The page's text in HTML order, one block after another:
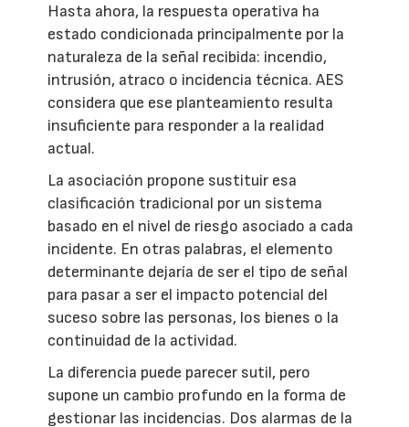
Hasta ahora, la respuesta operativa ha
estado condicionada principalmente por la
naturaleza de la señal recibida: incendio,
intrusión, atraco o incidencia técnica. AES
considera que ese planteamiento resulta
insuficiente para responder a la realidad
actual.
La asociación propone sustituir esa
clasificación tradicional por un sistema
basado en el nivel de riesgo asociado a cada
incidente. En otras palabras, el elemento
determinante dejaría de ser el tipo de señal
para pasar a ser el impacto potencial del
suceso sobre las personas, los bienes o la
continuidad de la actividad.
La diferencia puede parecer sutil, pero
supone un cambio profundo en la forma de
gestionar las incidencias. Dos alarmas de la